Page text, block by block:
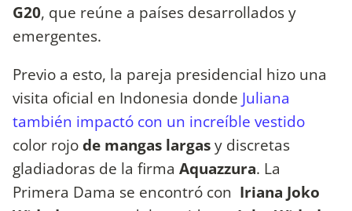
G20, que reúne a países desarrollados y
emergentes.
Previo a esto, la pareja presidencial hizo una
visita oficial en Indonesia donde Juliana
también impactó con un increíble vestido
color rojode mangas largasy discretas
gladiadoras de la firma Aquazzura. La
Primera Dama se encontró con Iriana Joko